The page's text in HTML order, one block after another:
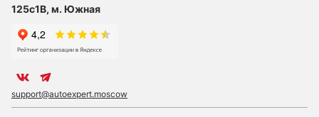
125с1В, м. Южная
support@autoexpert.moscow